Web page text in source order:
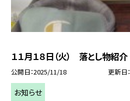
１１月１８日（火） 落とし物紹介
公開日 2025/11/18 更新日
お知らせ